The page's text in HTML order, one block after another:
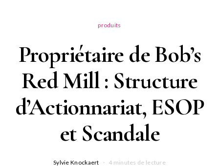
produits
Propriétaire de Bob’s
Red Mill : Structure
d’Actionnariat, ESOP
et Scandale
Sylvie Knockaert 4 minutes de lecture